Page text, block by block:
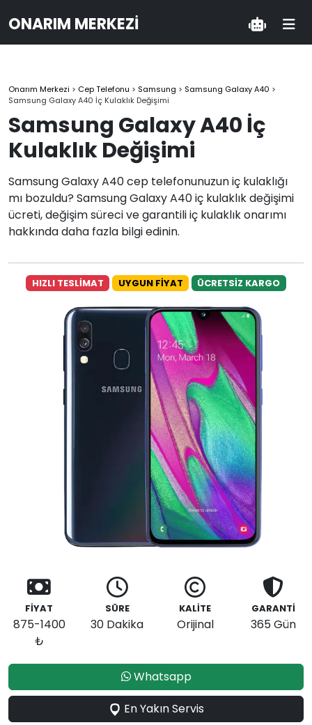
ONARIM MERKEZI
Onarım Merkezi > Cep Telefonu > Samsung > Samsung Galaxy A40 >
Samsung Galaxy A40 İç Kulaklık Değişimi
Samsung Galaxy A40 İç
Kulaklık Değişimi
Samsung Galaxy A40 cep telefonunuzun iç kulaklığı
mı bozuldu? Samsung Galaxy A40 iç kulaklık değişimi
ücreti, değişim süreci ve garantili iç kulaklık onarımı
hakkında daha fazla bilgi edinin.
HIZLI TESLİMAT UYGUN FİYAT ÜCRETSİZ KARGO
FİYAT
875-1400
₺
SÜRE
30 Dakika
KALİTE
Orijinal
GARANTİ
365 Gün
Whatsapp
En Yakın Servis